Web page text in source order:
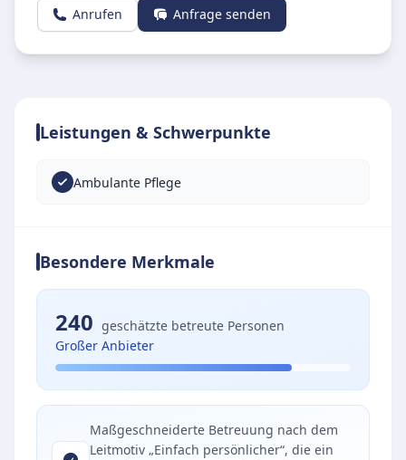
Anrufen Anfrage senden
Leistungen & Schwerpunkte
Ambulante Pflege
Besondere Merkmale
240 geschätzte betreute Personen
Großer Anbieter
Maßgeschneiderte Betreuung nach dem
Leitmotiv „Einfach persönlicher“, die ein